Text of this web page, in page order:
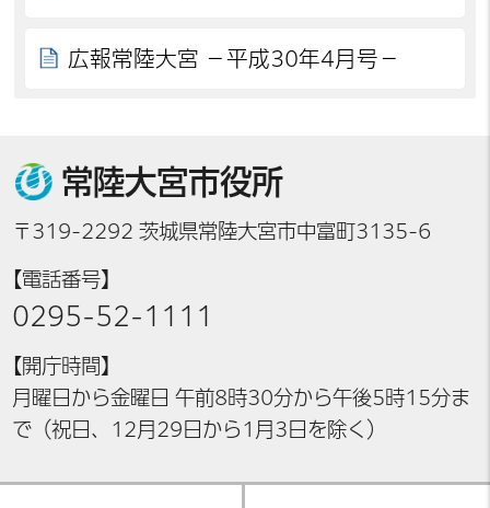
広報常陸大宮 －平成30年4月号－
常陸大宮市役所
〒319-2292 茨城県常陸大宮市中富町3135-6
【電話番号】
0295-52-1111
【開庁時間】
月曜日から金曜日 午前8時30分から午後5時15分ま
で（祝日、12月29日から1月3日を除く）